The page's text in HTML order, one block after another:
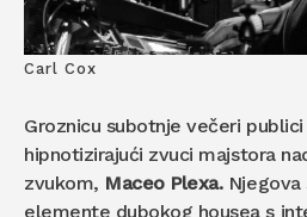
Carl Cox
Groznicu subotnje večeri
hipnotizirajući zvuci majstora
zvukom, Maceo Plexa.Njegova
elemente dubokog housea s